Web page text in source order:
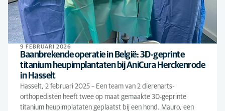
9 FEBRUARI 2026
Baanbrekende operatie in België: 3D-geprinte
titanium heupimplantaten bij AniCura Herckenrode
in Hasselt
Hasselt, 2 februari 2025 – Een team van 2 dierenarts-
orthopedisten heeft twee op maat gemaakte 3D-geprinte
titanium heupimplataten geplaatst bij een hond. Mauro, een